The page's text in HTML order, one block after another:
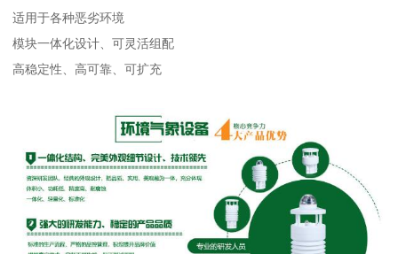
适用于各种恶劣环境
模块一体化设计、可灵活组配
高稳定性、高可靠、可扩充